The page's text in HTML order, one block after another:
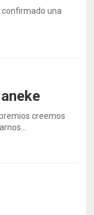
confirmado una
creemos